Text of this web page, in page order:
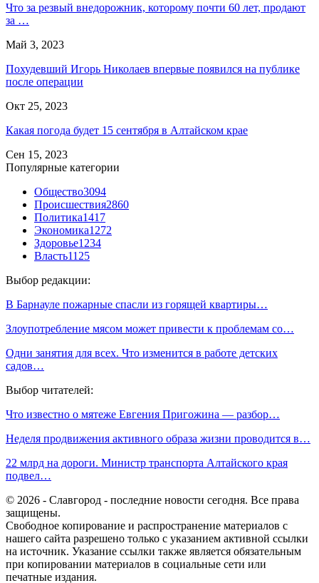
Что за резвый внедорожник, которому почти 60 лет, продают
за …
Май 3, 2023
Похудевший Игорь Николаев впервые появился на публике
после операции
Окт 25, 2023
Какая погода будет 15 сентября в Алтайском крае
Сен 15, 2023
Популярные категории
Общество3094
Происшествия2860
Политика1417
Экономика1272
Здоровье1234
Власть1125
Выбор редакции:
В Барнауле пожарные спасли из горящей квартиры…
Злоупотребление мясом может привести к проблемам со…
Одни занятия для всех. Что изменится в работе детских
садов…
Выбор читателей:
Что известно о мятеже Евгения Пригожина — разбор…
Неделя продвижения активного образа жизни проводится в…
22 млрд на дороги. Министр транспорта Алтайского края
подвел…
© 2026 - Славгород - последние новости сегодня. Все права
защищены.
Свободное копирование и распространение материалов с
нашего сайта разрешено только с указанием активной ссылки
на источник. Указание ссылки также является обязательным
при копировании материалов в социальные сети или
печатные издания.